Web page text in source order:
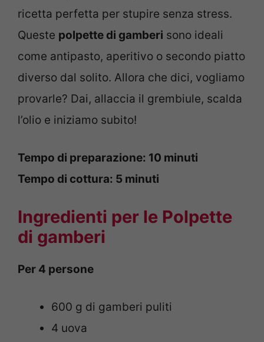
ricetta perfetta per stupire senza stress.
Queste polpette di gamberi sono ideali
come antipasto, aperitivo o secondo piatto
diverso dal solito. Allora che dici, vogliamo
provarle? Dai, allaccia il grembiule, scalda
l’olio e iniziamo subito!
Tempo di preparazione: 10 minuti
Tempo di cottura: 5 minuti
Ingredienti per le Polpette
di gamberi
Per 4 persone
600 g di gamberi puliti
4 uova